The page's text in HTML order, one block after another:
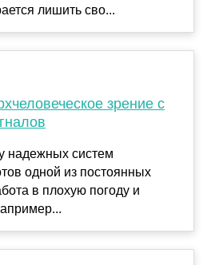
лишить сво...
зрение с
надежных систем
одной из постоянных
в плохую погоду и